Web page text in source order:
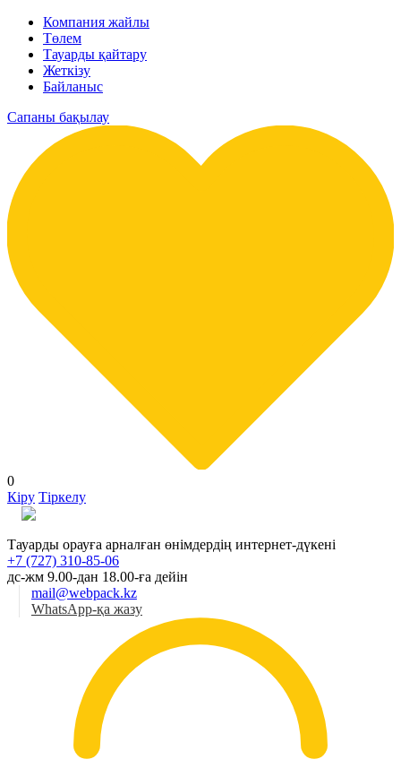
Компания жайлы
Төлем
Тауарды қайтару
Жеткізу
Байланыс
Сапаны бақылау
0
Кіру Тіркелу
Тауарды орауға арналған өнімдердің интернет-дүкені
+7 (727) 310-85-06
дс-жм 9.00-дан 18.00-ға дейін
mail@webpack.kz
WhatsApp-қа жазу